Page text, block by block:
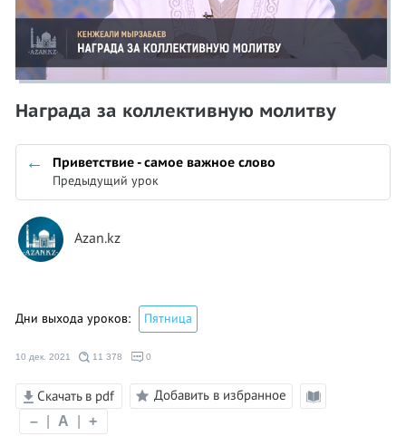
Награда за коллективную молитву
Приветствие - самое важное слово
Предыдущий урок
Azan.kz
Дни выхода уроков: Пятница
10 дек. 2021 11 378 0
Скачать в pdf
Добавить в избранное
– A +